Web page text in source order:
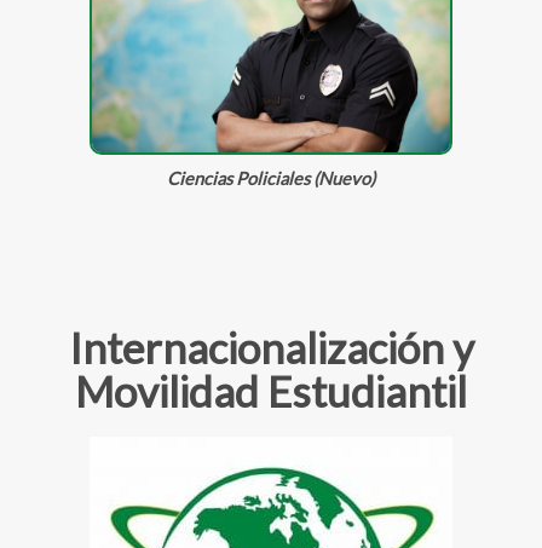
Ciencias Policiales (Nuevo)
Internacionalización y
Movilidad Estudiantil